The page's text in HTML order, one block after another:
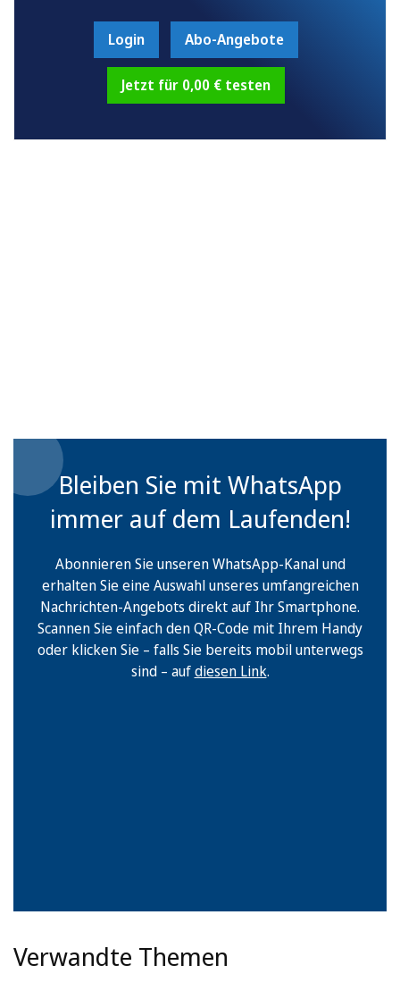
Login Abo-Angebote
Jetzt für 0,00 € testen
Bleiben Sie mit WhatsApp
immer auf dem Laufenden!
Abonnieren Sie unseren WhatsApp-Kanal und
erhalten Sie eine Auswahl unseres umfangreichen
Nachrichten-Angebots direkt auf Ihr Smartphone.
Scannen Sie einfach den QR-Code mit Ihrem Handy
oder klicken Sie – falls Sie bereits mobil unterwegs
sind – aufdiesen Link.
Verwandte Themen